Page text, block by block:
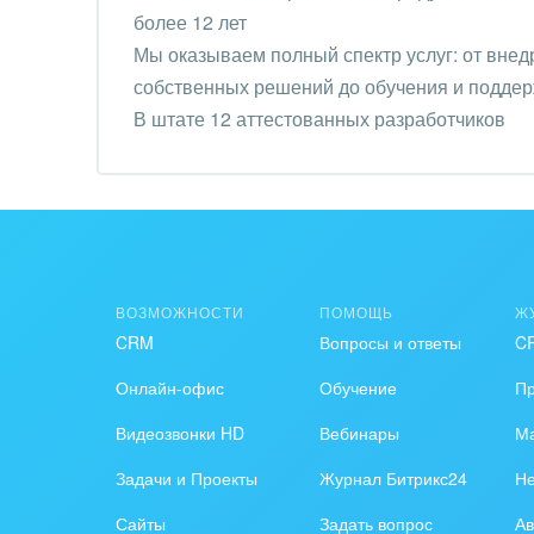
PR,
АПК
более 12 лет
Мы оказываем полный спектр услуг: от
собственных решений до обучения и
В штате 12 аттестованных разработчиков
ВОЗМОЖНОСТИ
CRM
Онлайн-офис
Видеозвонки HD
Задачи и Проекты
Сайты
ПОМОЩЬ
Вопросы и ответы
Обучение
Вебинары
Журнал Битрикс24
Задать вопрос